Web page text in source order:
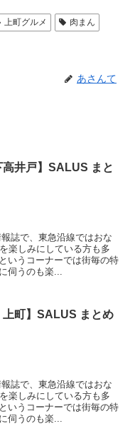
上町グルメ
肉まん
あさんて
高井戸】SALUS まと
誌で、東急沿線ではおな
楽しみにしている方も多
いうコーナーでは街毎の特
伺うのも楽...
上町】SALUS まとめ
誌で、東急沿線ではおな
楽しみにしている方も多
いうコーナーでは街毎の特
伺うのも楽...